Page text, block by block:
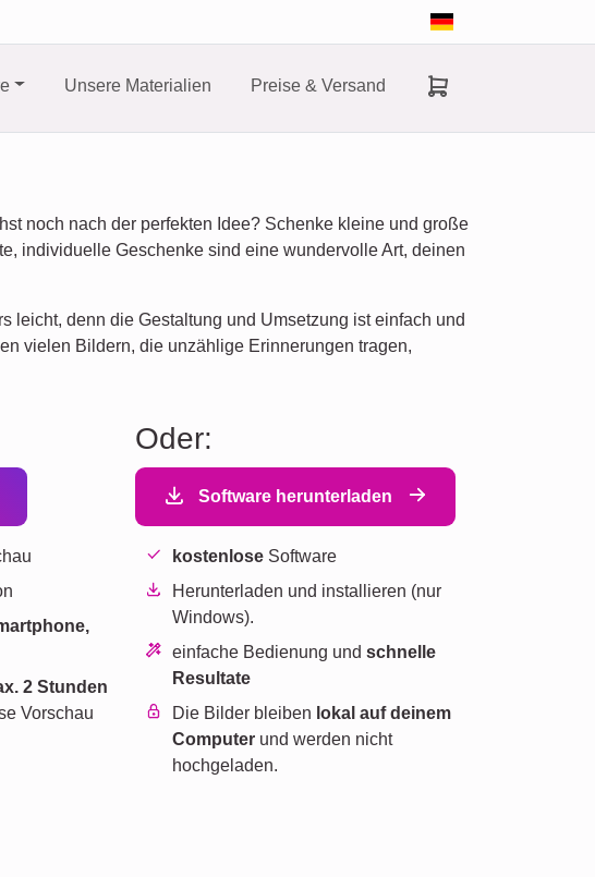
Unsere Materialien Preise & Versand
noch nach der perfekten Idee? Schenke kleine und große
individuelle Geschenke sind eine wundervolle Art, deinen
leicht, denn die Gestaltung und Umsetzung ist einfach und
vielen Bildern, die unzählige Erinnerungen tragen,
2 Stunden
Vorschau
Oder:
Software herunterladen
kostenloseSoftware
Herunterladen und installieren (nur
Windows).
einfache Bedienung und schnelle
Resultate
Die Bilder bleiben lokal auf deinem
Computerund werden nicht
hochgeladen.